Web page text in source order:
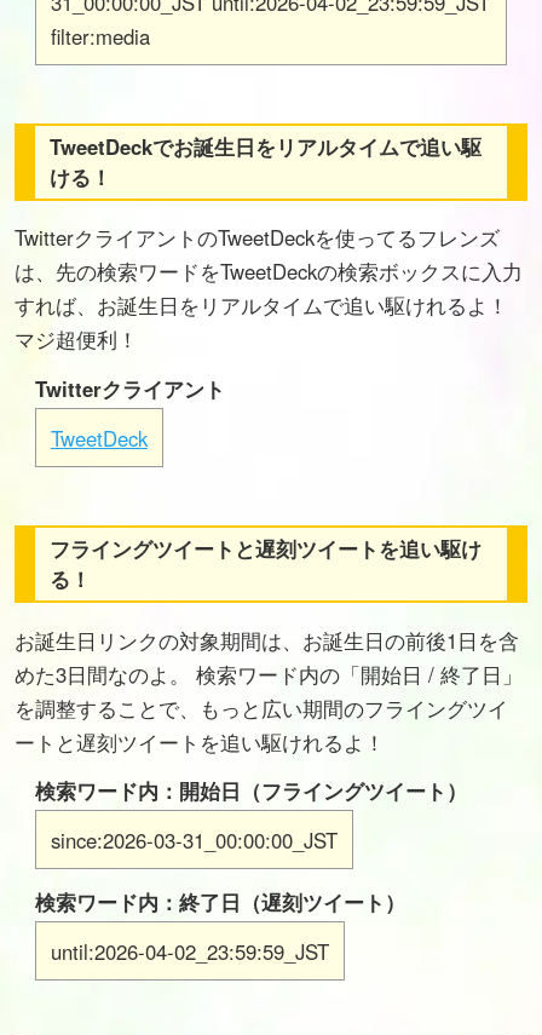
filter:media
TweetDeckでお誕生日をリアルタイムで追い駆
ける！
TwitterクライアントのTweetDeckを使ってるフレンズ
は、先の検索ワードをTweetDeckの検索ボックスに入力
すれば、お誕生日をリアルタイムで追い駆けれるよ！
マジ超便利！
Twitterクライアント
TweetDeck
フライングツイートと遅刻ツイートを追い駆け
る！
お誕生日リンクの対象期間は、お誕生日の前後1日を含
めた3日間なのよ。 検索ワード内の「開始日 / 終了日」
を調整することで、もっと広い期間のフライングツイ
ートと遅刻ツイートを追い駆けれるよ！
検索ワード内：開始日（フライングツイート）
since:2026-03-31_00:00:00_JST
検索ワード内：終了日（遅刻ツイート）
until:2026-04-02_23:59:59_JST